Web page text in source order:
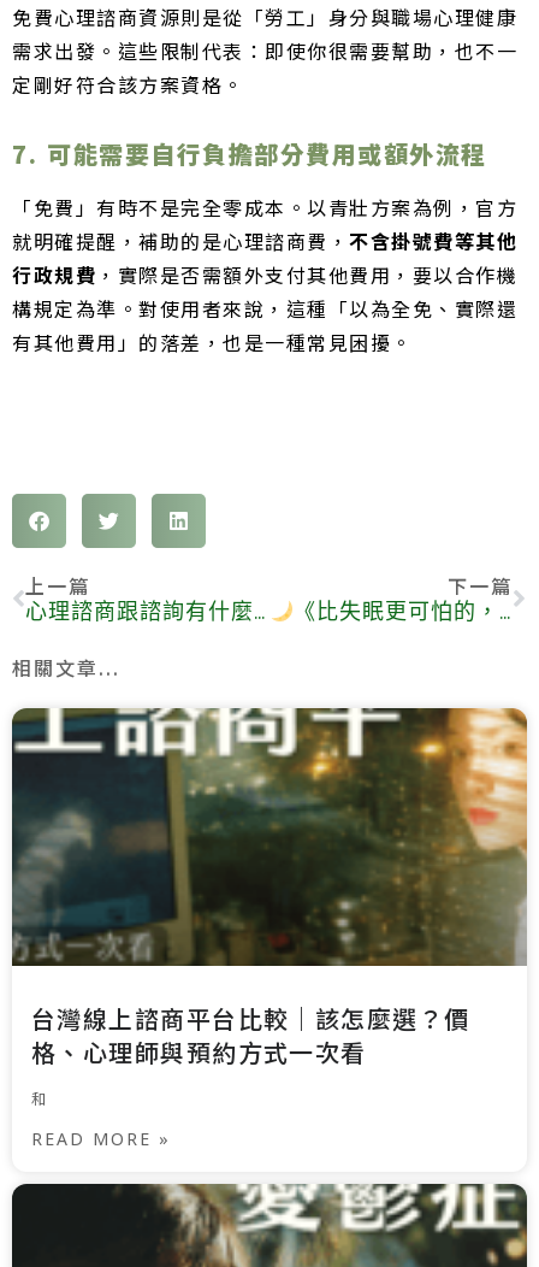
免費心理諮商資源則是從「勞工」身分與職場心理健康
需求出發。這些限制代表：即使你很需要幫助，也不一
定剛好符合該方案資格。
7. 可能需要自行負擔部分費用或額外流程
「免費」有時不是完全零成本。以青壯方案為例，官方
就明確提醒，補助的是心理諮商費， 不含掛號費等其他
行政規費 ，實際是否需額外支付其他費用，要以合作機
構規定為準。對使用者來說，這種「以為全免、實際還
有其他費用」的落差，也是一種常見困擾。
上一篇
心理諮商跟諮詢有什麼差別？我適合哪種？
下一篇
《比失眠更可怕的，是你習慣了不想睡》
相關文章...
台灣線上諮商平台比較｜該怎麼選？價
格、心理師與預約方式一次看
和
READ MORE »